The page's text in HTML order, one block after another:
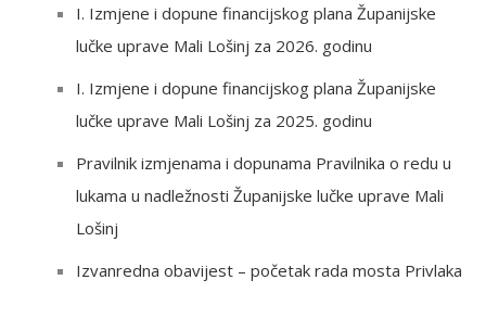
f
o
r
:
I. Izmjene i dopune financijskog plana Županijske
lučke uprave Mali Lošinj za 2026. godinu
I. Izmjene i dopune financijskog plana Županijske
lučke uprave Mali Lošinj za 2025. godinu
Pravilnik izmjenama i dopunama Pravilnika o redu u
lukama u nadležnosti Županijske lučke uprave Mali
Lošinj
Izvanredna obavijest – početak rada mosta Privlaka